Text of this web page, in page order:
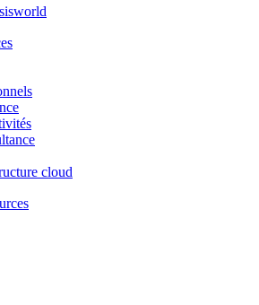
cloud